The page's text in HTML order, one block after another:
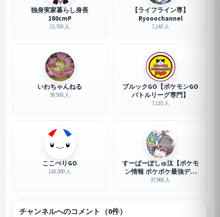
独身実家暮らし身長
180cmP
15,700 人
【ライフライン専】
Ryooochannel
7,240 人
いわちゃんねる
39,500 人
ブルックGO【ポケモンGO
バトルリーグ専門】
7,110 人
ここぺりGO
118,000 人
すーぱーぽしゅ汰【ポケモ
ン情報 ポケポケ最強デッ
キ】
37,900 人
チャンネルへのコメント（0件）